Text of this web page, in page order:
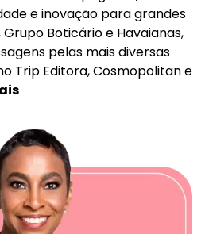
e inovação para grandes
Boticário e Havaianas,
pelas mais diversas
Trip Editora, Cosmopolitan e